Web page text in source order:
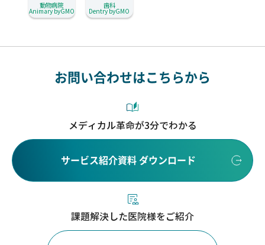
動物病院
Animary byGMO
歯科
Dentry byGMO
お問い合わせはこちらから
メディカル革命が3分でわかる
サービス紹介資料 ダウンロード
課題解決した医院様をご紹介